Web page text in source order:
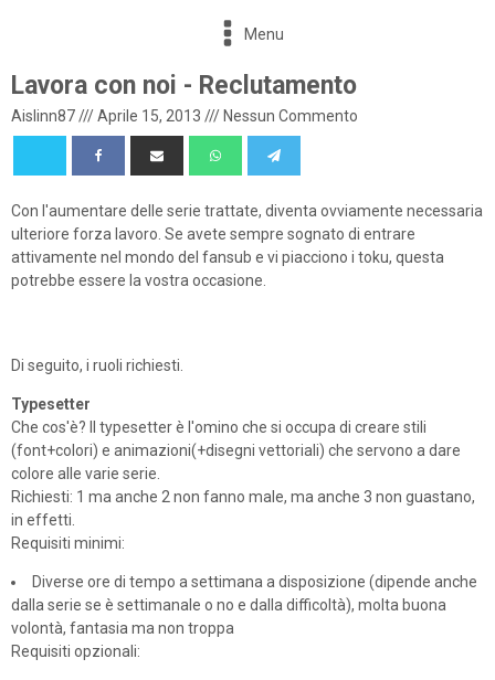
Menu
Lavora con noi - Reclutamento
Aislinn87///Aprile 15, 2013 /// Nessun Commento
Con l'aumentare delle serie trattate, diventa ovviamente necessaria
ulteriore forza lavoro. Se avete sempre sognato di entrare
attivamente nel mondo del fansub e vi piacciono i toku, questa
potrebbe essere la vostra occasione.
Di seguito, i ruoli richiesti.
Typesetter
Che cos'è? Il typesetter è l'omino che si occupa di creare stili
(font+colori) e animazioni(+disegni vettoriali) che servono a dare
colore alle varie serie.
Richiesti: 1 ma anche 2 non fanno male, ma anche 3 non guastano,
in effetti.
Requisiti minimi:
Diverse ore di tempo a settimana a disposizione (dipende anche
dalla serie se è settimanale o no e dalla difficoltà), molta buona
volontà, fantasia ma non troppa
Requisiti opzionali: